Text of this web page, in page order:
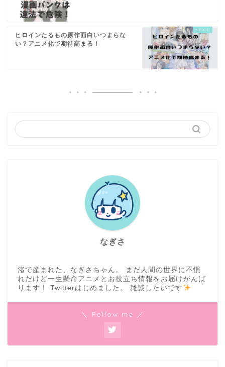
ヒロインたるもの原作面白いつまらな
い？アニメ化で期待高まる！
なぎさ
渚で産まれた、なぎさちゃん。 まだ人間の世界に不慣
れだけど一生懸命アニメとお役立ち情報をお届けがんば
ります！ Twitterはじめました。 雑談したいです
＼ Follow me ／